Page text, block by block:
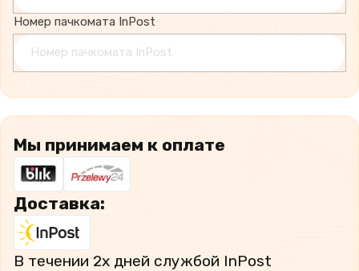
Номер пачкомата InPost
Мы принимаем к оплате
Доставка:
В течении 2х дней cлужбой InPost